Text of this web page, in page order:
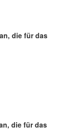
die für das
die für das